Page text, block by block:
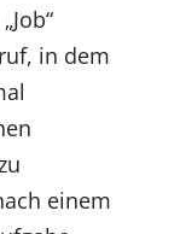
in dem
einem